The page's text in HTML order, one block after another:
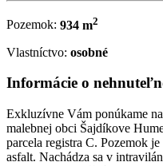
Pozemok: 934 m2
Vlastníctvo: osobné
Informácie o
Exkluzívne Vám ponúkame
malebnej obci Šajdíkove
parcela registra C. Pozemok
asfalt. Nachádza sa v